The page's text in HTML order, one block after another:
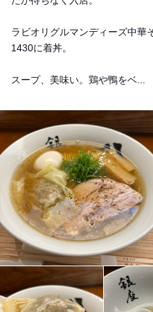
ラビオリグルマンディーズ中華
1430に着丼。
スープ、美味い。鶏や鴨をベ...